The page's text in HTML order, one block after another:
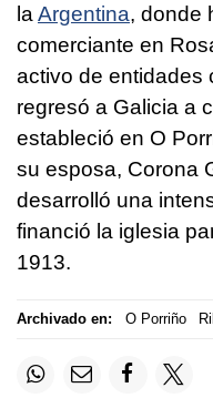
la Argentina, donde
comerciante en
activo de entidades
regresó a Galicia a
estableció en O
su esposa, Corona
desarrolló una
financió la iglesia
1913.
Archivado en: O Porriño